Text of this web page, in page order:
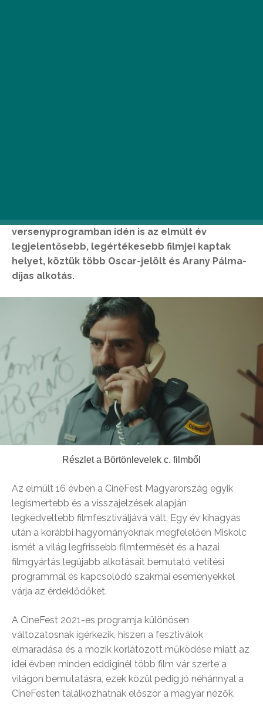
fesztiváljaival összemérhető kvalitású
versenyprogramban idén is az elmúlt év
legjelentősebb, legértékesebb filmjei kaptak
helyet, köztük több Oscar-jelölt és Arany Pálma-
díjas alkotás.
Részlet a Börtönlevelek c. filmből
Az elmúlt 16 évben a CineFest Magyarország egyik
legismertebb és a visszajelzések alapján
legkedveltebb filmfesztiváljává vált. Egy év kihagyás
után a korábbi hagyományoknak megfelelően Miskolc
ismét a világ legfrissebb filmtermését és a hazai
filmgyártás legújabb alkotásait bemutató vetítési
programmal és kapcsolódó szakmai eseményekkel
várja az érdeklődőket.
A CineFest 2021-es programja különösen
változatosnak ígérkezik, hiszen a fesztiválok
elmaradása és a mozik korlátozott működése miatt az
idei évben minden eddiginél több film vár szerte a
világon bemutatásra, ezek közül pedig jó néhánnyal a
CineFesten találkozhatnak először a magyar nézők.